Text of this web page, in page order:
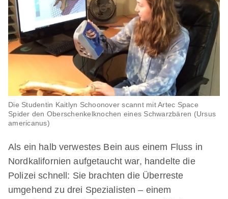
Die Studentin Kaitlyn Schoonover scannt mit Artec Space
Spider den Oberschenkelknochen eines Schwarzbären (Ursus
americanus)
Als ein halb verwestes Bein aus einem Fluss in
Nordkalifornien aufgetaucht war, handelte die
Polizei schnell: Sie brachten die Überreste
umgehend zu drei Spezialisten – einem